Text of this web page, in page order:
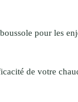
pour les
de votre